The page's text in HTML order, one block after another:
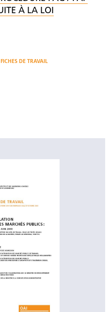
À LA LOI
FICHES DE TRAVAIL